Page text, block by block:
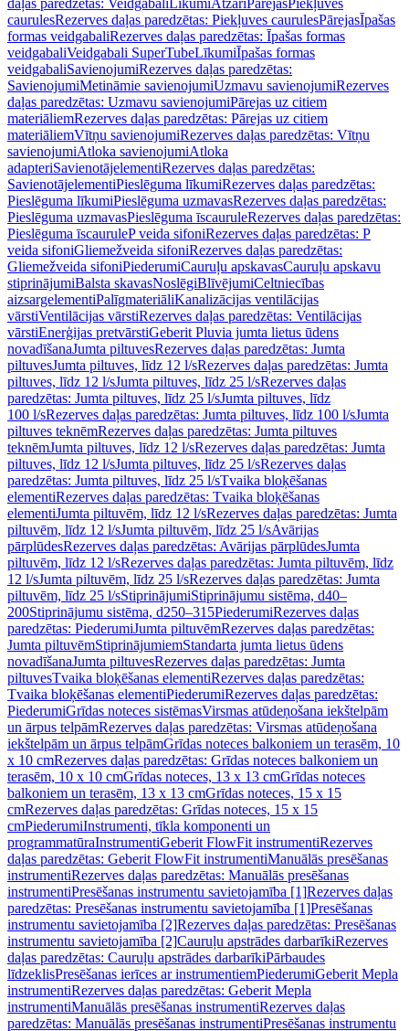
daļas paredzētas: Veidgabali LīkumiAtzari PārejasPiekļuves
caurulesRezerves daļas paredzētas: Piekļuves caurulesPārejasĪpašas
formas veidgabaliRezerves daļas paredzētas: Īpašas formas
veidgabaliVeidgabali SuperTubeLīkumiĪpašas formas
veidgabaliSavienojumiRezerves daļas paredzētas:
SavienojumiMetināmie savienojumiUzmavu savienojumiRezerves
daļas paredzētas: Uzmavu savienojumiPārejas uz citiem
materiāliemRezerves daļas paredzētas: Pārejas uz citiem
materiāliemVītņu savienojumiRezerves daļas paredzētas: Vītņu
savienojumiAtloka savienojumiAtloka
adapteriSavienotājelementiRezerves daļas paredzētas:
SavienotājelementiPieslēguma līkumiRezerves daļas paredzētas:
Pieslēguma līkumiPieslēguma uzmavasRezerves daļas paredzētas:
Pieslēguma uzmavasPieslēguma īscauruleRezerves daļas paredzētas:
Pieslēguma īscauruleP veida sifoniRezerves daļas paredzētas: P
veida sifoniGliemežveida sifoniRezerves daļas paredzētas:
Gliemežveida sifoniPiederumiCauruļu apskavasCauruļu apskavu
stiprinājumiBalsta skavasNoslēgiBlīvējumiCeltniecības
aizsargelementiPalīgmateriāliKanalizācijas ventilācijas
vārstiVentilācijas vārstiRezerves daļas paredzētas: Ventilācijas
vārstiEnerģijas pretvārstiGeberit Pluvia jumta lietus ūdens
novadīšanaJumta piltuvesRezerves daļas paredzētas: Jumta
piltuvesJumta piltuves, līdz 12 l/sRezerves daļas paredzētas: Jumta
piltuves, līdz 12 l/sJumta piltuves, līdz 25 l/sRezerves daļas
paredzētas: Jumta piltuves, līdz 25 l/sJumta piltuves, līdz
100 l/sRezerves daļas paredzētas: Jumta piltuves, līdz 100 l/sJumta
piltuves teknēmRezerves daļas paredzētas: Jumta piltuves
teknēmJumta piltuves, līdz 12 l/sRezerves daļas paredzētas: Jumta
piltuves, līdz 12 l/sJumta piltuves, līdz 25 l/sRezerves daļas
paredzētas: Jumta piltuves, līdz 25 l/sTvaika bloķēšanas
elementiRezerves daļas paredzētas: Tvaika bloķēšanas
elementiJumta piltuvēm, līdz 12 l/sRezerves daļas paredzētas: Jumta
piltuvēm, līdz 12 l/sJumta piltuvēm, līdz 25 l/sAvārijas
pārplūdesRezerves daļas paredzētas: Avārijas pārplūdesJumta
piltuvēm, līdz 12 l/sRezerves daļas paredzētas: Jumta piltuvēm, līdz
12 l/sJumta piltuvēm, līdz 25 l/sRezerves daļas paredzētas: Jumta
piltuvēm, līdz 25 l/sStiprinājumiStiprinājumu sistēma, d40–
200Stiprinājumu sistēma, d250–315PiederumiRezerves daļas
paredzētas: PiederumiJumta piltuvēmRezerves daļas paredzētas:
Jumta piltuvēmStiprinājumiemStandarta jumta lietus ūdens
novadīšanaJumta piltuvesRezerves daļas paredzētas: Jumta
piltuvesTvaika bloķēšanas elementiRezerves daļas paredzētas:
Tvaika bloķēšanas elementiPiederumiRezerves daļas paredzētas:
PiederumiGrīdas noteces sistēmasVirsmas atūdeņošana iekštelpām
un ārpus telpāmRezerves daļas paredzētas: Virsmas atūdeņošana
iekštelpām un ārpus telpāmGrīdas noteces balkoniem un terasēm, 10
x 10 cmRezerves daļas paredzētas: Grīdas noteces balkoniem un
terasēm, 10 x 10 cmGrīdas noteces, 13 x 13 cmGrīdas noteces
balkoniem un terasēm, 13 x 13 cmGrīdas noteces, 15 x 15
cmRezerves daļas paredzētas: Grīdas noteces, 15 x 15
cmPiederumiInstrumenti, tīkla komponenti un
programmatūraInstrumentiGeberit FlowFit instrumentiRezerves
daļas paredzētas: Geberit FlowFit instrumentiManuālās presēšanas
instrumentiRezerves daļas paredzētas: Manuālās presēšanas
instrumentiPresēšanas instrumentu savietojamība [1]Rezerves daļas
paredzētas: Presēšanas instrumentu savietojamība [1]Presēšanas
instrumentu savietojamība [2]Rezerves daļas paredzētas: Presēšanas
instrumentu savietojamība [2]Cauruļu apstrādes darbarīkiRezerves
daļas paredzētas: Cauruļu apstrādes darbarīkiPārbaudes
līdzeklisPresēšanas ierīces ar instrumentiemPiederumiGeberit Mepla
instrumentiRezerves daļas paredzētas: Geberit Mepla
instrumentiManuālās presēšanas instrumentiRezerves daļas
paredzētas: Manuālās presēšanas instrumentiPresēšanas instrumentu